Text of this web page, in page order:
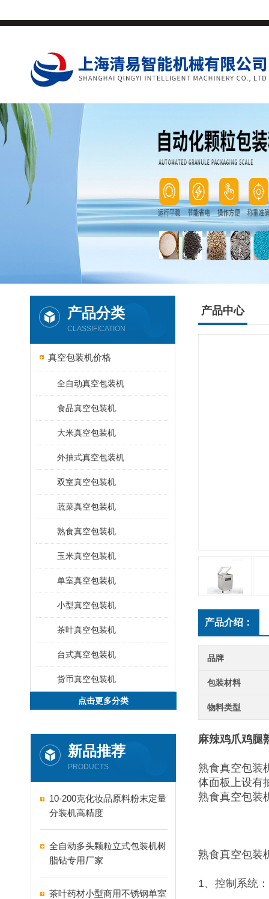
产品分类
CLASSIFICATION
真空包装机价格
全自动真空包装机
食品真空包装机
大米真空包装机
外抽式真空包装机
双室真空包装机
蔬菜真空包装机
熟食真空包装机
玉米真空包装机
单室真空包装机
小型真空包装机
茶叶真空包装机
台式真空包装机
货币真空包装机
点击更多分类
新品推荐
PRODUCTS
10-200克化妆品原料粉末定量
分装机高精度
全自动多头颗粒立式包装机树
脂钻专用厂家
茶叶药材小型商用不锈钢单室
产品中心
产品介绍：
品牌
包装材料
物料类型
麻辣鸡爪鸡腿
熟食真空包装
体面板上设有
熟食真空包装
熟食真空包装
1、控制系统